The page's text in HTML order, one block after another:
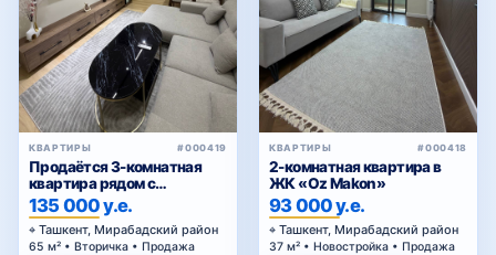
КВАРТИРЫ #000419
Продаётся 3-комнатная
квартира рядом с
Госпитальным рынком
135 000 у.е.
Ташкент, Мирабадский район
65 м² • Вторичка • Продажа
КВАРТИРЫ #000418
2-комнатная квартира в
ЖК «Oz Makon»
93 000 у.е.
Ташкент, Мирабадский район
37 м² • Новостройка • Продажа